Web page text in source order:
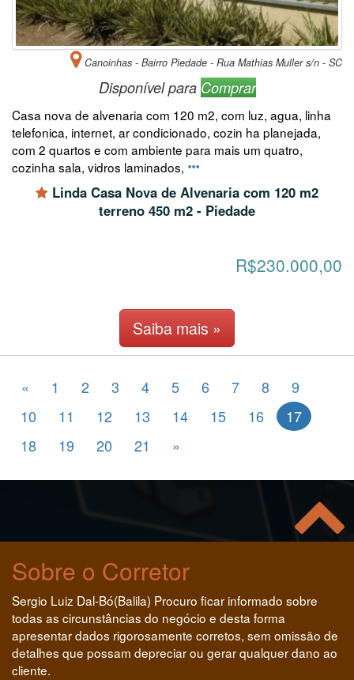
Canoinhas - Bairro Piedade - Rua Mathias Muller s/n - SC
Disponível para Comprar
Casa nova de alvenaria com 120 m2, com luz, agua, linha
telefonica, internet, ar condicionado, cozin ha planejada,
com 2 quartos e com ambiente para mais um quatro,
cozinha sala, vidros laminados,
Linda Casa Nova de Alvenaria com 120 m2
terreno 450 m2 - Piedade
R$230.000,00
Saiba mais »
« 1 2 3 4 5 6 7 8
9
10
11 12 13 14 15 16
17
18
19 20 21 »
Sobre o Corretor
Sergio Luiz Dal-Bó(Balila) Procuro ficar informado sobre
todas as circunstâncias do negócio e desta forma
apresentar dados rigorosamente corretos, sem omissão de
detalhes que possam depreciar ou gerar qualquer dano ao
cliente.